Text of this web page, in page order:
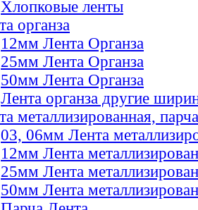
Хлопковые ленты
органза
12мм Лента Органза
25мм Лента Органза
50мм Лента Органза
Лента органза другие
металлизированная, парча
03, 06мм Лента
12мм Лента
25мм Лента
50мм Лента